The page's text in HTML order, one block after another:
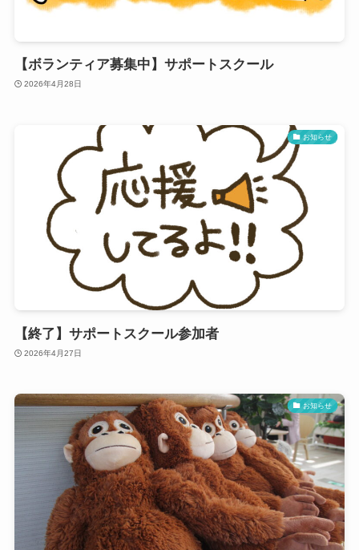
【ボランティア募集中】サポートスクール
2026年4月28日
お知らせ
【終了】サポートスクール参加者
2026年4月27日
お知らせ